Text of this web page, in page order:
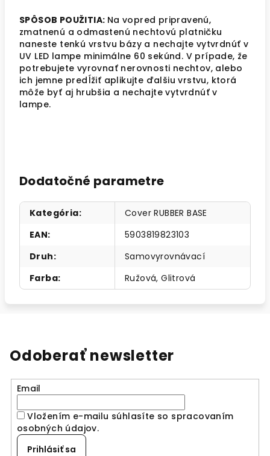
SPÔSOB POUŽITIA: Na vopred pripravenú,
zmatnenú a odmastenú nechtovú platničku
naneste tenkú vrstvu bázy a nechajte vytvrdnúť v
UV LED lampe minimálne 60 sekúnd. V prípade, že
potrebujete vyrovnať nerovnosti nechtov, alebo
ich jemne predĺžiť aplikujte ďalšiu vrstvu, ktorá
môže byť aj hrubšia a nechajte vytvrdnúť v
lampe.
Dodatočné parametre
Kategória:
Cover RUBBER BASE
EAN:
5903819823103
Druh:
Samovyrovnávací
Farba: Ružová,Glitrová
Odoberať newsletter
Email
Vložením e-mailu súhlasíte so spracovaním
osobných údajov.
Prihlásiť sa